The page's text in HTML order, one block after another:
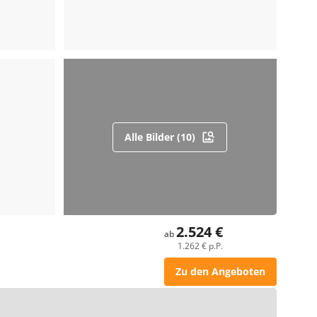
Alle Bilder (10)
ab2.524 €
1.262 € p.P.
Zu den Angeboten